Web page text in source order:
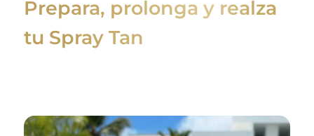
Prepara, prolonga y realza
tu Spray Tan